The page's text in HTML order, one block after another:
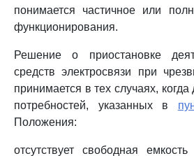
понимается частичное или
функционирования.
Решение о приостановке
средств электросвязи при
принимается в тех случаях,
потребностей, указанных в
Положения:
отсутствует свободная